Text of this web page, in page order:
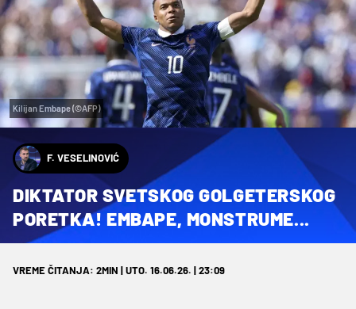
Kilijan Embape (©AFP)
F. VESELINOVIĆ
DIKTATOR SVETSKOG GOLGETERSKOG
PORETKA! EMBAPE, MONSTRUME...
VREME ČITANJA: 2MIN | UTO. 16.06.26. | 23:09